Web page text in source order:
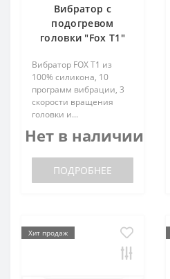
Вибратор с
подогревом
головки "Fox T1"
Вибратор FOX T1 из
100% силикона, 10
программ вибрации, 3
скорости вращения
головки и...
Нет в наличии
ПОДРОБНЕЕ
Хит продаж